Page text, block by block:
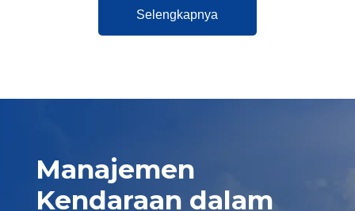
Selengkapnya
Manajemen
Kendaraan dalam